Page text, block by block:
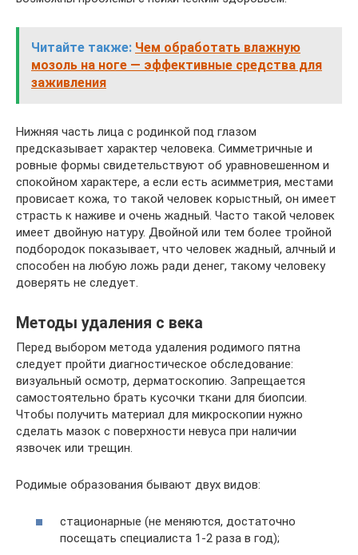
Читайте также: Чем обработать влажную
мозоль на ноге — эффективные средства для
заживления
Нижняя часть лица с родинкой под глазом
предсказывает характер человека. Симметричные и
ровные формы свидетельствуют об уравновешенном и
спокойном характере, а если есть асимметрия, местами
провисает кожа, то такой человек корыстный, он имеет
страсть к наживе и очень жадный. Часто такой человек
имеет двойную натуру. Двойной или тем более тройной
подбородок показывает, что человек жадный, алчный и
способен на любую ложь ради денег, такому человеку
доверять не следует.
Методы удаления с века
Перед выбором метода удаления родимого пятна
следует пройти диагностическое обследование:
визуальный осмотр, дерматоскопию. Запрещается
самостоятельно брать кусочки ткани для биопсии.
Чтобы получить материал для микроскопии нужно
сделать мазок с поверхности невуса при наличии
язвочек или трещин.
Родимые образования бывают двух видов:
стационарные (не меняются, достаточно
посещать специалиста 1-2 раза в год);